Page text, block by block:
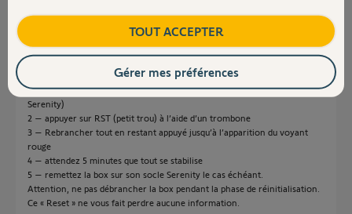
Bonsoir
1 - débrancher électriquement la box (la sortir de son socle si c’est une
Serenity)
2 – appuyer sur RST (petit trou) à l’aide d’un trombone
3 – Rebrancher tout en restant appuyé jusqu’à l’apparition du voyant
rouge
4 – attendez 5 minutes que tout se stabilise
5 – remettez la box sur son socle Serenity le cas échéant.
Attention, ne pas débrancher la box pendant la phase de réinitialisation.
Ce « Reset » ne vous fait perdre aucune information.
TOUT ACCEPTER
Gérer mes préférences